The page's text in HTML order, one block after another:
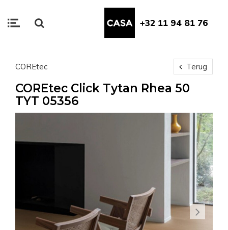
+32 11 94 81 76
COREtec Terug
COREtec Click Tytan Rhea 50
TYT 05356